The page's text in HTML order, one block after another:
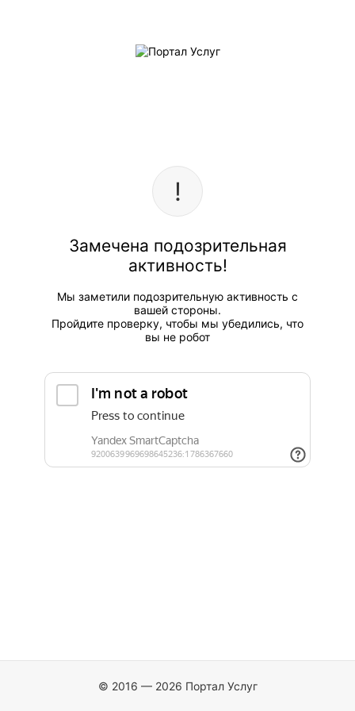
Замечена подозрительная
активность!
Мы заметили подозрительную активность с
вашей стороны.
Пройдите проверку, чтобы мы убедились, что
вы не робот
© 2016 — 2026 Портал Услуг